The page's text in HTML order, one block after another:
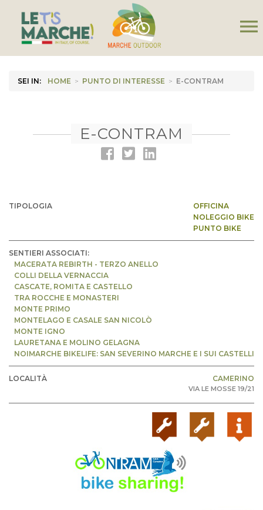
menu
SEI IN: HOME > PUNTO DI INTERESSE > E-CONTRAM
E-CONTRAM
TIPOLOGIA
OFFICINA
NOLEGGIO BIKE
PUNTO BIKE
SENTIERI ASSOCIATI:
MACERATA REBIRTH - TERZO ANELLO
COLLI DELLA VERNACCIA
CASCATE, ROMITA E CASTELLO
TRA ROCCHE E MONASTERI
MONTE PRIMO
MONTELAGO E CASALE SAN NICOLÒ
MONTE IGNO
LAURETANA E MOLINO GELAGNA
NOIMARCHE BIKELIFE: SAN SEVERINO MARCHE E I SUI CASTELLI
LOCALITÀ CAMERINO
VIA LE MOSSE 19/21